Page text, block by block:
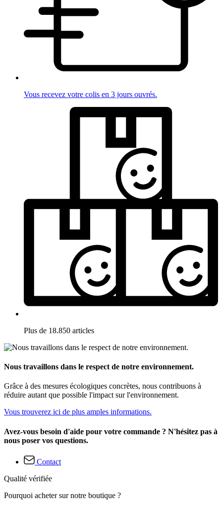
Vous recevez votre colis en 3 jours ouvrés.
Plus de 18.850 articles
Nous travaillons dans le respect de notre environnement.
Grâce à des mesures écologiques concrètes, nous contribuons à
réduire autant que possible l'impact sur l'environnement.
Vous trouverez ici de plus amples informations.
Avez-vous besoin d'aide pour votre commande ? N'hésitez pas à
nous poser vos questions.
Contact
Qualité vérifiée
Pourquoi acheter sur notre boutique ?